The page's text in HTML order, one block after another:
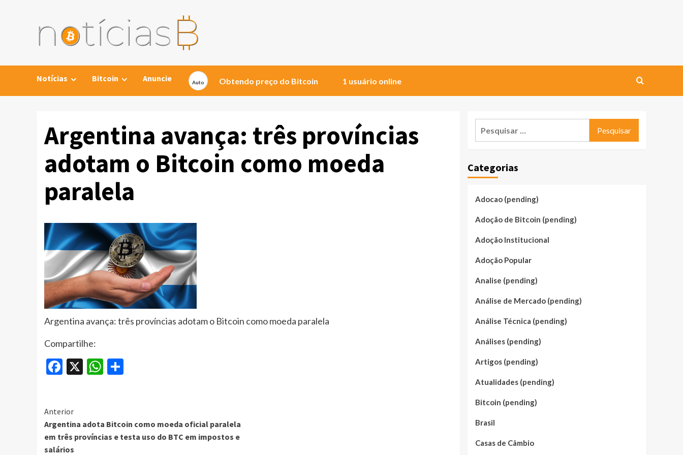
Notícias Bitcoin Anuncie Obtendo preço do Bitcoin 1 usuário online
Argentina avança: três províncias
adotam o Bitcoin como moeda
paralela
Argentina avança: três províncias adotam o Bitcoin como moeda paralela
Compartilhe:
Facebook
X WhatsApp
Continue
Reading
Anterior
Argentina adota Bitcoin como moeda oficial paralela
em três províncias e testa uso do BTC em impostos e
salários
Categorias
Adocao (pending)
Adoção de Bitcoin (pending)
Adoção Institucional
Adoção Popular
Analise (pending)
Análise de Mercado (pending)
Análise Técnica (pending)
Análises (pending)
Artigos (pending)
Atualidades (pending)
Bitcoin (pending)
Brasil
Casas de Câmbio